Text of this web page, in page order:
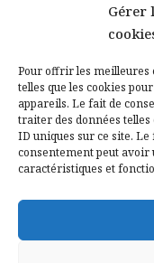
Gérer
Pour offrir les meilleures
telles que les cookies
appareils. Le fait de
traiter des données
ID uniques sur ce site.
consentement peut
caractéristiques et
Contactez-nous
Mentions
Politique de